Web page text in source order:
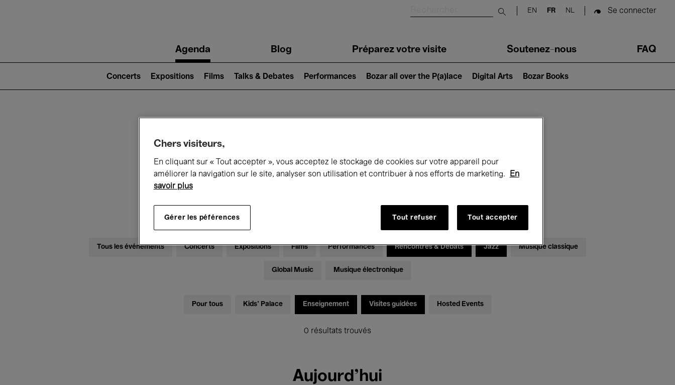
Submit search
EN FR NL Se connecter
navigationAgenda Blog Préparez votre visite Soutenez-nous FAQ
2)
Concerts Expositions Films Talks & Debates Performances Bozar all over the P(a)lace Digital Arts Bozar Books
Ce qui se passe à Bozar
Samedi 01 - Lundi 31 Août 2026
Tous les événements Concerts Expositions Films Performances Rencontres & Débats Jazz Musique classique
Global Music Musique électronique
Pour tous Kids’ Palace Enseignement Visites guidées Hosted Events
0 résultats trouvés
Aujourd'hui
Chers visiteurs,
En cliquant sur « Tout accepter », vous acceptez le stockage de cookies sur votre appareil pour
améliorer la navigation sur le site, analyser son utilisation et contribuer à nos efforts de marketing.
En
savoir plus
Gérer les péférences Tout refuser Tout accepter